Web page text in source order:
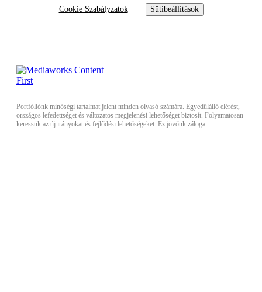
Cookie Szabályzatok Sütibeállítások
Portfóliónk minőségi tartalmat jelent minden olvasó számára. Egyedülálló elérést,
országos lefedettséget és változatos megjelenési lehetőséget biztosít. Folyamatosan
keressük az új irányokat és fejlődési lehetőségeket. Ez jövőnk záloga.